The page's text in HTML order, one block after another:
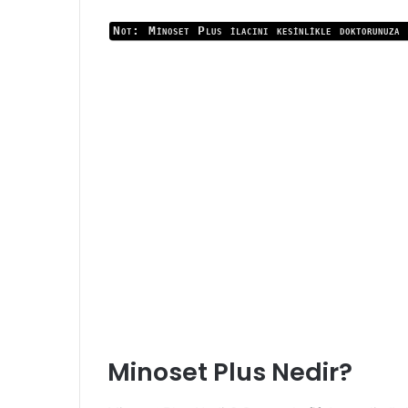
Not: Minoset Plus ilacını kesinlikle doktorunuza
Minoset Plus Nedir?